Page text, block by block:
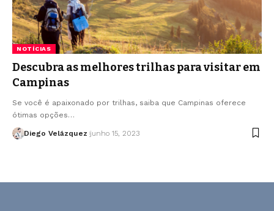
NOTÍCIAS
Descubra as melhores trilhas para visitar em
Campinas
Se você é apaixonado por trilhas, saiba que Campinas oferece
ótimas opções…
Diego Velázquez junho 15, 2023